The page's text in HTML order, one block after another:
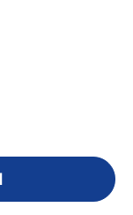
beschikbaar.)